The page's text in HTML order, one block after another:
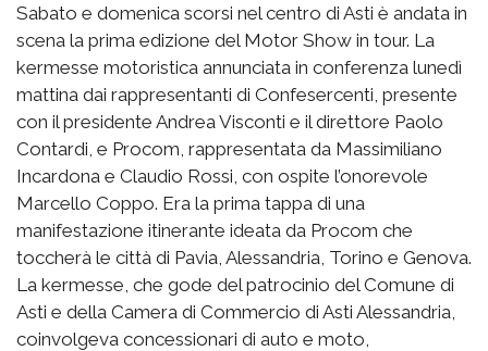
Sabato e domenica scorsi nel centro di Asti è andata in
scena la prima edizione del Motor Show in tour. La
kermesse motoristica annunciata in conferenza lunedì
mattina dai rappresentanti di Confesercenti, presente
con il presidente Andrea Visconti e il direttore Paolo
Contardi, e Procom, rappresentata da Massimiliano
Incardona e Claudio Rossi, con ospite l’onorevole
Marcello Coppo. Era la prima tappa di una
manifestazione itinerante ideata da Procom che
toccherà le città di Pavia, Alessandria, Torino e Genova.
La kermesse, che gode del patrocinio del Comune di
Asti e della Camera di Commercio di Asti Alessandria,
coinvolgeva concessionari di auto e moto,